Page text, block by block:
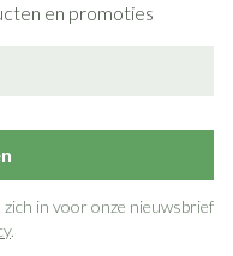
en promoties
in voor onze nieuwsbrief
.